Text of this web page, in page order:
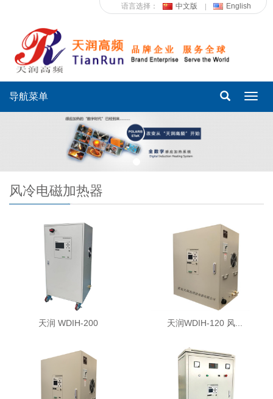
语言选择： 中文版 English
导航菜单
风冷电磁加热器
天润 WDIH-200 天润WDIH-120 风...